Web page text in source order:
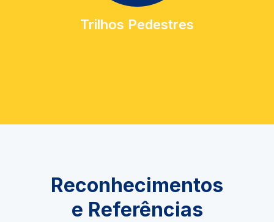
Trilhos Pedestres
Reconhecimentos
e Referências